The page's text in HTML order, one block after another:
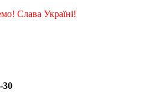
Слава Україні!
30